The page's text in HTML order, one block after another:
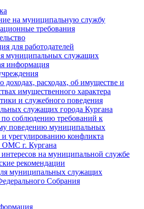
на муниципальную службу
требования
для работодателей
муниципальных служащих
информация
доходах, расходах, об имуществе и
имущественного характера
и служебного поведения
служащих города Кургана
соблюдению требований к
поведению муниципальных
урегулированию конфликта
ОМС г. Кургана
на муниципальной службе
рекомендации
муниципальных служащих
Cобрания